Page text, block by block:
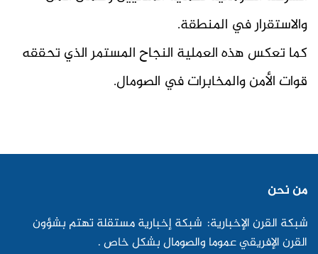
والاستقرار في المنطقة.
كما تعكس هذه العملية النجاح المستمر الذي تحققه
قوات الأمن والمخابرات في الصومال.
من نحن
شبكة القرن الإخبارية: شبكة إخبارية مستقلة تهتم بشؤون
القرن الإفريقي عموما والصومال بشكل خاص .